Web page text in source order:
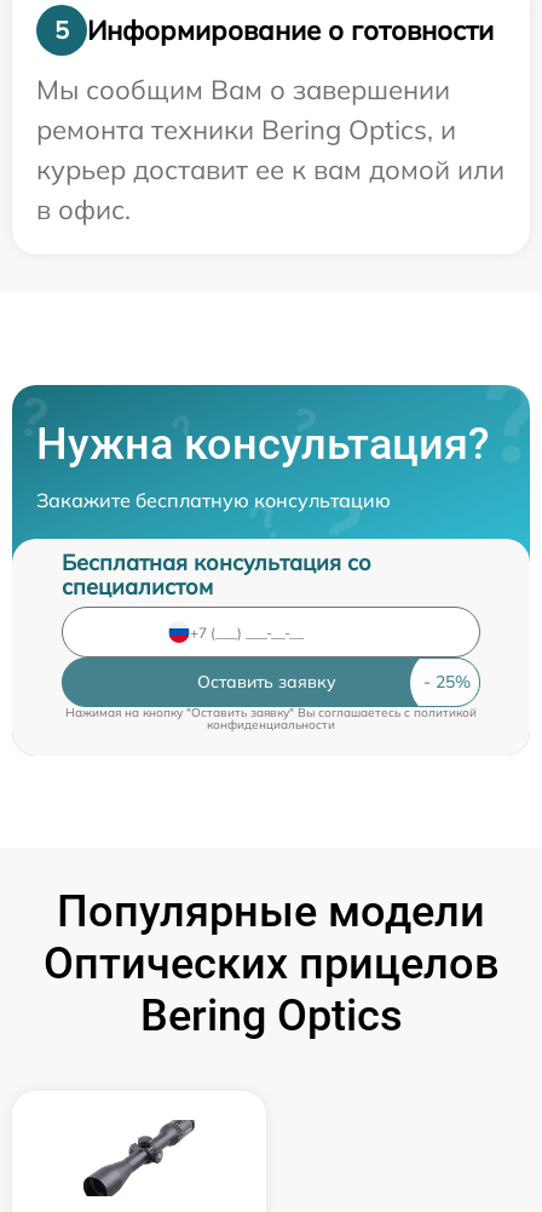
5
Информирование о готовности
Мы сообщим Вам о завершении
ремонта техники Bering Optics, и
курьер доставит ее к вам домой или
в офис.
Нужна консультация?
Закажите бесплатную консультацию
Бесплатная консультация со
специалистом
Оставить заявку
Нажимая на кнопку "Оставить заявку" Вы соглашаетесь c политикой
конфиденциальности
Популярные модели
Оптических прицелов
Bering Optics